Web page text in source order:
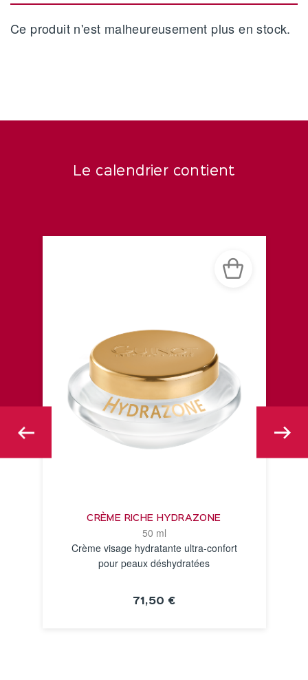
Ce produit n'est malheureusement plus en stock.
Le calendrier contient
CRÈME RICHE HYDRAZONE
50 ml
Crème visage hydratante ultra‑confort
pour peaux déshydratées
71,50 €